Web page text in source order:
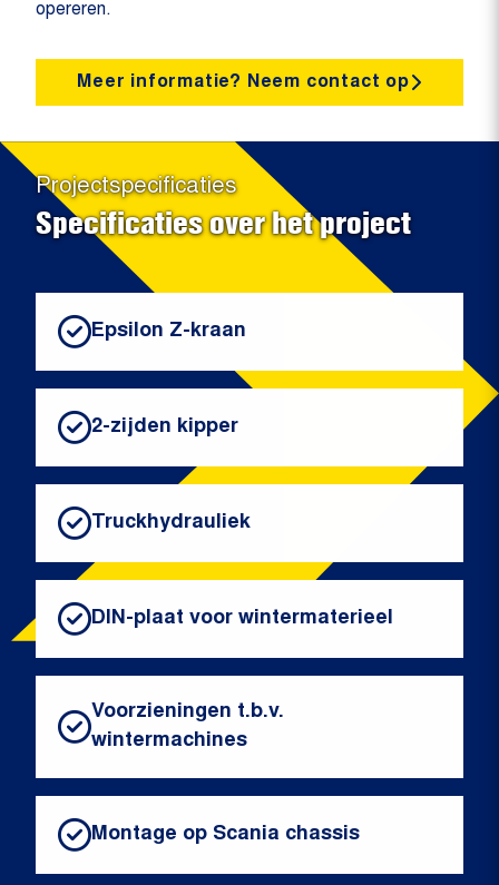
opereren.
Meer informatie? Neem contact op
Projectspecificaties
Specificaties over het project
Epsilon Z-kraan
2-zijden kipper
Truckhydrauliek
DIN-plaat voor wintermaterieel
Voorzieningen t.b.v.
wintermachines
Montage op Scania chassis